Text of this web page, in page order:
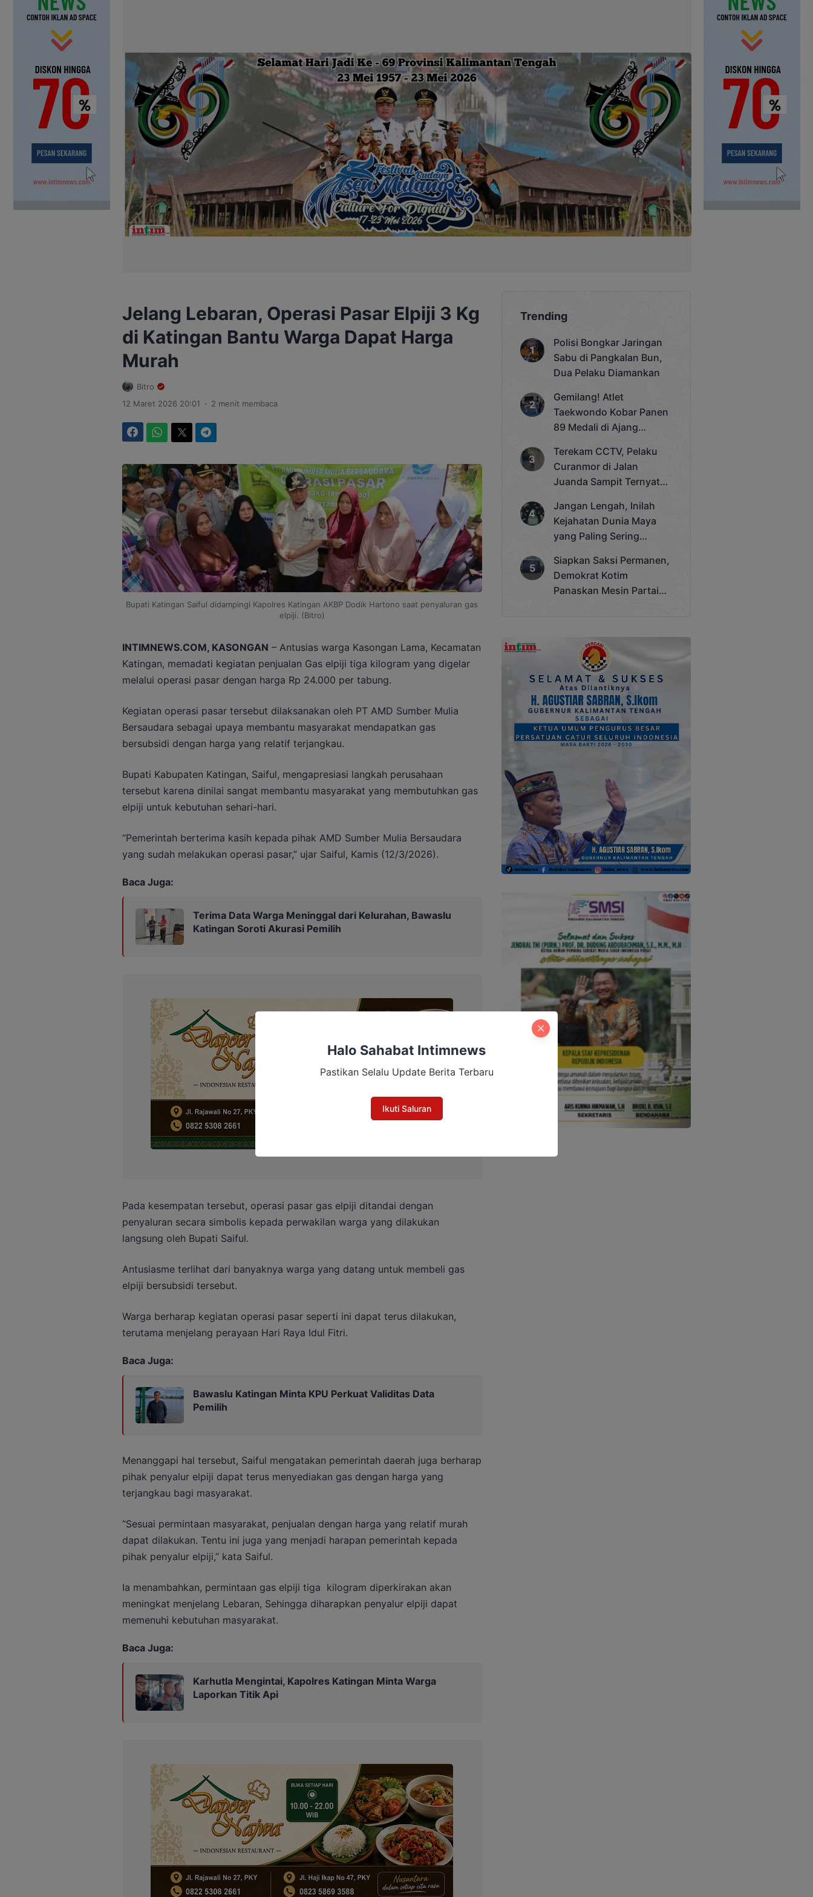
Jelang Lebaran, Operasi Pasar Elpiji 3 Kg
di Katingan Bantu Warga Dapat Harga
Murah
Bitro
12 Maret 2026 20:01
. 2 menit membaca
Bupati Katingan Saiful didampingi Kapolres Katingan AKBP Dodik Hartono saat penyaluran gas
elpiji. (Bitro)
INTIMNEWS.COM, KASONGAN – Antusias warga Kasongan Lama, Kecamatan
Katingan, memadati kegiatan penjualan Gas elpiji tiga kilogram yang digelar
melalui operasi pasar dengan harga Rp 24.000 per tabung.
Kegiatan operasi pasar tersebut dilaksanakan oleh PT AMD Sumber Mulia
Bersaudara sebagai upaya membantu masyarakat mendapatkan gas
bersubsidi dengan harga yang relatif terjangkau.
Bupati Kabupaten Katingan, Saiful, mengapresiasi langkah perusahaan
tersebut karena dinilai sangat membantu masyarakat yang membutuhkan gas
elpiji untuk kebutuhan sehari-hari.
“Pemerintah berterima kasih kepada pihak AMD Sumber Mulia Bersaudara
yang sudah melakukan operasi pasar,” ujar Saiful, Kamis (12/3/2026).
Baca Juga:
Terima Data Warga Meninggal dari Kelurahan, Bawaslu
Katingan Soroti Akurasi Pemilih
Pada kesempatan tersebut, operasi pasar gas elpiji ditandai dengan
penyaluran secara simbolis kepada perwakilan warga yang dilakukan
langsung oleh Bupati Saiful.
Antusiasme terlihat dari banyaknya warga yang datang untuk membeli gas
elpiji bersubsidi tersebut.
Warga berharap kegiatan operasi pasar seperti ini dapat terus dilakukan,
terutama menjelang perayaan Hari Raya Idul Fitri.
Baca Juga:
Bawaslu Katingan Minta KPU Perkuat Validitas Data
Pemilih
Menanggapi hal tersebut, Saiful mengatakan pemerintah daerah juga berharap
pihak penyalur elpiji dapat terus menyediakan gas dengan harga yang
terjangkau bagi masyarakat.
“Sesuai permintaan masyarakat, penjualan dengan harga yang relatif murah
dapat dilakukan. Tentu ini juga yang menjadi harapan pemerintah kepada
pihak penyalur elpiji,” kata Saiful.
Ia menambahkan, permintaan gas elpiji tiga kilogram diperkirakan akan
meningkat menjelang Lebaran, Sehingga diharapkan penyalur elpiji dapat
memenuhi kebutuhan masyarakat.
Baca Juga:
Karhutla Mengintai, Kapolres Katingan Minta Warga
Laporkan Titik Api
Trending
Polisi Bongkar Jaringan
Sabu di Pangkalan Bun,
Dua Pelaku Diamankan
Gemilang! Atlet
Taekwondo Kobar Panen
89 Medali di Ajang
Cup 2025
Terekam CCTV, Pelaku
Curanmor di Jalan
Juanda Sampit Ternyata
Jangan Lengah, Inilah
Kejahatan Dunia Maya
yang Paling Sering
Siapkan Saksi Permanen,
Demokrat Kotim
Panaskan Mesin Partai
Halo Sahabat Intimnews
Pastikan Selalu Update Berita Terbaru
Ikuti Saluran